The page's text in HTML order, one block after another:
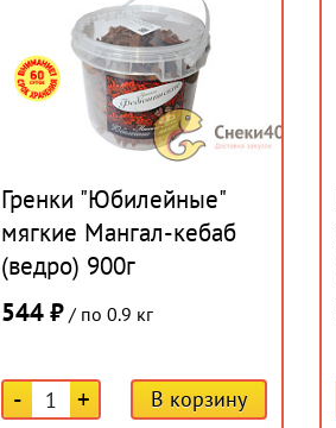
Гренки "Юбилейные"
мягкие Мангал-кебаб
(ведро) 900г
544 ₽/ по 0.9 кг
- + В корзину